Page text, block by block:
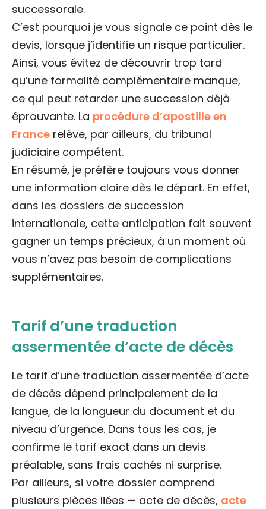
successorale.
C’est pourquoi je vous signale ce point dès le
devis, lorsque j’identifie un risque particulier.
Ainsi, vous évitez de découvrir trop tard
qu’une formalité complémentaire manque,
ce qui peut retarder une succession déjà
éprouvante. La procédure d’apostille en
France relève, par ailleurs, du tribunal
judiciaire compétent.
En résumé, je préfère toujours vous donner
une information claire dès le départ. En effet,
dans les dossiers de succession
internationale, cette anticipation fait souvent
gagner un temps précieux, à un moment où
vous n’avez pas besoin de complications
supplémentaires.
Tarif d’une traduction
assermentée d’acte de décès
Le tarif d’une traduction assermentée d’acte
de décès dépend principalement de la
langue, de la longueur du document et du
niveau d’urgence. Dans tous les cas, je
confirme le tarif exact dans un devis
préalable, sans frais cachés ni surprise.
Par ailleurs, si votre dossier comprend
plusieurs pièces liées — acte de décès, acte